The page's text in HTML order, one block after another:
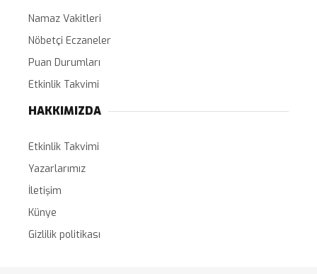
Namaz Vakitleri
Nöbetçi Eczaneler
Puan Durumları
Etkinlik Takvimi
HAKKIMIZDA
Etkinlik Takvimi
Yazarlarımız
İletişim
Künye
Gizlilik politikası